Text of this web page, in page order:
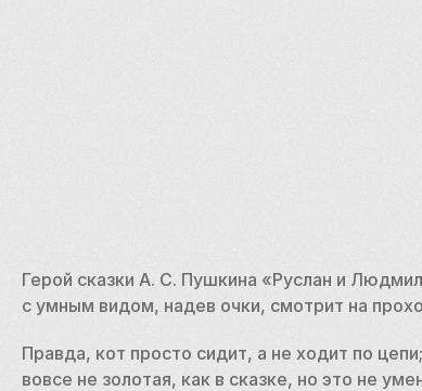
Герой сказки А. С. Пушкина «Руслан и
с умным видом, надев очки, смотрит на
Правда, кот просто сидит, а не ходит по
вовсе не золотая, как в сказке, но это не